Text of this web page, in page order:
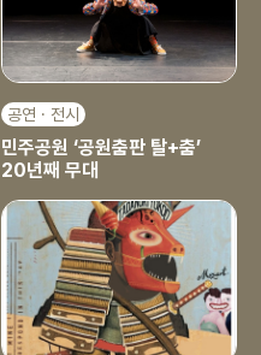
공연 · 전시
민주공원 ‘공원춤판 탈+춤’
20년째 무대